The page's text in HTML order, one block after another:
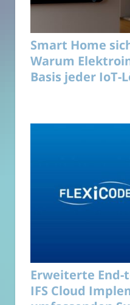
Smart Home
Warum
Basis jeder IoT-
Erweiterte End-
IFS Cloud